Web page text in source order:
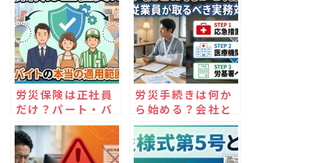
労災保険は正社員
だけ？パート・バ
イトの本当の適用
範囲を解説
労災手続きは何か
ら始める？会社と
従業員が取るべき
実務対応とは